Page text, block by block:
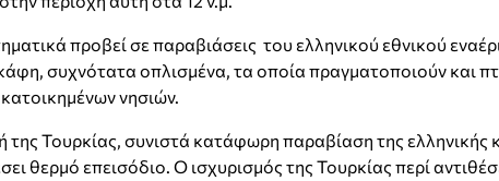
προβεί σε παραβιάσεις του ελληνικού εθνικού
συχνότατα οπλισμένα, τα οποία πραγματοποιούν και
νησιών.
Τουρκίας, συνιστά κατάφωρη παραβίαση της ελληνικής
θερμό επεισόδιο. Ο ισχυρισμός της Τουρκίας περί